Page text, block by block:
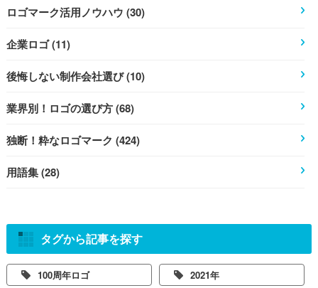
ロゴマーク活用ノウハウ (30)
企業ロゴ (11)
後悔しない制作会社選び (10)
業界別！ロゴの選び方 (68)
独断！粋なロゴマーク (424)
用語集 (28)
タグから記事を探す
100周年ロゴ 2021年